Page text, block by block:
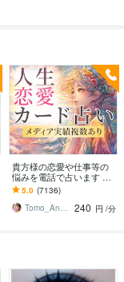
貴方様の恋愛や仕事等の
悩みを電話で占います タ
ロットカード、オラクル
カード、ルノルマンカー
ドを使用します
5.0 (7136)
Tomo_Angel7
240 円 /分